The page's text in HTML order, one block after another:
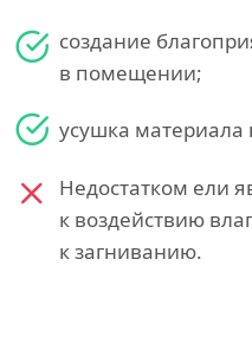
создание
в помещении;
усушка материала
Недостатком ели
к воздействию
к загниванию.